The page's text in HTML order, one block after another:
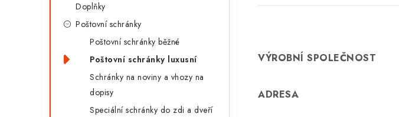
Doplňky
Poštovní schránky
Poštovní schránky běžné
Poštovní schránky luxusní
Schránky na noviny a vhozy na
dopisy
Speciální schránky do zdi a dveří
VÝROBNÍ SPOLEČNOST
ADRESA